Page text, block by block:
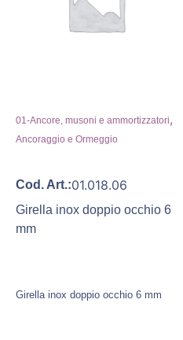
01-Ancore, musoni e ammortizzatori,
Ancoraggio e Ormeggio
Cod. Art.:01.018.06
Girella inox doppio occhio 6
mm
Girella inox doppio occhio 6 mm